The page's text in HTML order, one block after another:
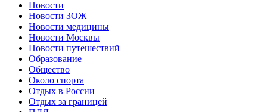
Новости
Новости ЗОЖ
Новости медицины
Новости Москвы
Новости путешествий
Образование
Общество
Около спорта
Отдых в России
Отдых за границей